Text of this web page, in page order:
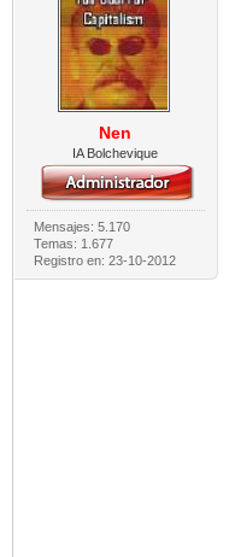
Nen
IA Bolchevique
Mensajes: 5.170
Temas: 1.677
Registro en: 23-10-2012